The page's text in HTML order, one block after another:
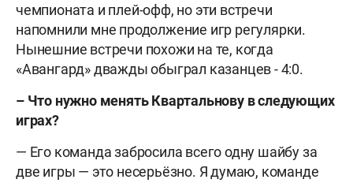
чемпионата и плей-офф, но эти встречи
напомнили мне продолжение игр регулярки.
Нынешние встречи похожи на те, когда
«Авангард» дважды обыграл казанцев - 4:0.
– Что нужно менять Квартальнову в следующих
играх?
— Его команда забросила всего одну шайбу за
две игры — это несерьёзно. Я думаю, команде